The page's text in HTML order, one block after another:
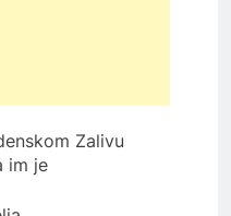
Zalivu
im je